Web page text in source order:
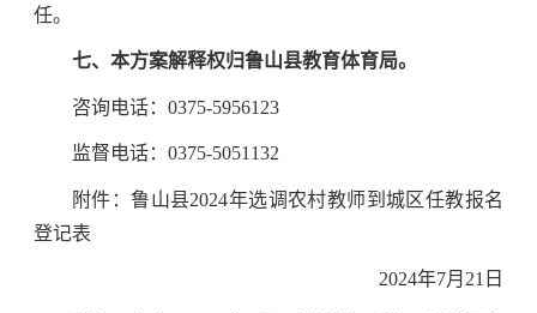
任。
七、本方案解释权归鲁山县教育体育局。
咨询电话：0375-5956123
监督电话：0375-5051132
附件：鲁山县2024年选调农村教师到城区任教报名
登记表
2024年7月21日